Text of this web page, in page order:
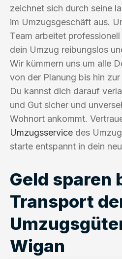
zeichnet sich durch seine
im Umzugsgeschäft aus.
Team arbeitet
dein Umzug reibungslos
Wir kümmern uns um alle
von der Planung bis hin
Du kannst dich darauf
und Gut sicher und
Wohnort ankommt.
Umzugsservice des
starte entspannt in dein
Geld sparen
Transport
Wigan